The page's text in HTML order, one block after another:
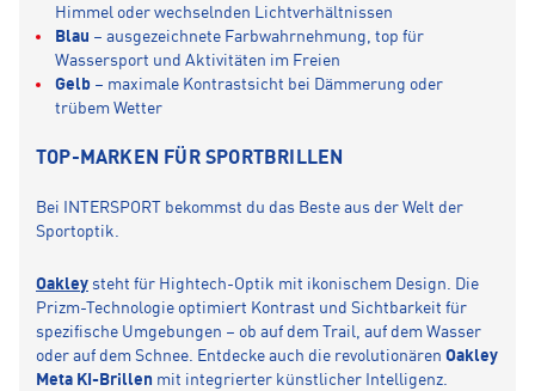
Himmel oder wechselnden Lichtverhältnissen
Blau – ausgezeichnete Farbwahrnehmung, top für
Wassersport und Aktivitäten im Freien
Gelb – maximale Kontrastsicht bei Dämmerung oder
trübem Wetter
TOP-MARKEN FÜR SPORTBRILLEN
Bei INTERSPORT bekommst du das Beste aus der Welt der
Sportoptik.
Oakley steht für Hightech-Optik mit ikonischem Design. Die
Prizm-Technologie optimiert Kontrast und Sichtbarkeit für
spezifische Umgebungen – ob auf dem Trail, auf dem Wasser
oder auf dem Schnee. Entdecke auch die revolutionären Oakley
Meta KI-Brillen mit integrierter künstlicher Intelligenz.